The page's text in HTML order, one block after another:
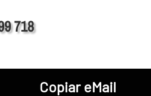
718
Copiar eMail